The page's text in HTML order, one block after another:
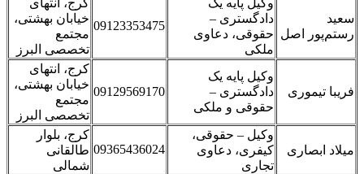
سعید
رستم‌پور اصل
وکیل پایه یک
دادگستری –
حقوقی، دعاوی
ملکی
09123353475
کرج، انتهای
خیابان بهشتی،
مجتمع
تخصصی البرز
فریبا تیموری
وکیل پایه یک
دادگستری –
حقوقی و ملکی
09129569170
کرج، انتهای
خیابان بهشتی،
مجتمع
تخصصی البرز
میلاد ابصاری
وکیل – حقوقی،
کیفری، دعاوی
تجاری
09365436024
کرج، بلوار
طالقانی
شمالی